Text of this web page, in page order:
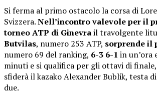
Si ferma al primo ostacolo la corsa di
Svizzera.Nell’incontro valevole per il
torneo ATP di Ginevrail travolgente
Butvilas, numero 253 ATP, sorprende il
numero 69 del ranking, 6-3 6-1 in un’ora
minuti e si qualifica per gli ottavi di
sfiderà il kazako Alexander Bublik, testa
due.